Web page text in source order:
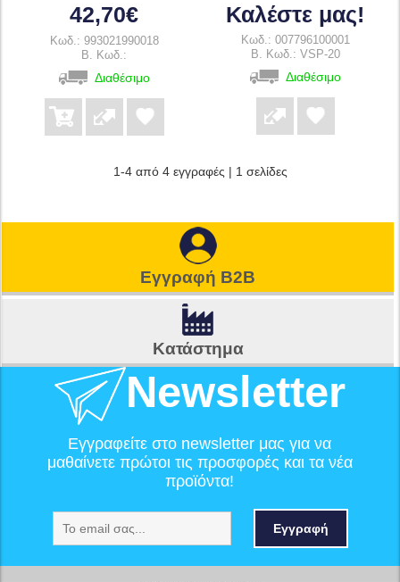
42,70€
Κωδ.: 993021990018
B. Κωδ.:
Διαθέσιμο
Καλέστε μας!
Κωδ.: 007796100001
B. Κωδ.: VSP-20
Διαθέσιμο
1-4 από 4 εγγραφές | 1 σελίδες
Εγγραφή B2B
Κατάστημα
Newsletter
Εγγραφείτε στο newsletter μας για να
μαθαίνετε πρώτοι τις προσφορές και τα νέα
προϊόντα!
Εγγραφή